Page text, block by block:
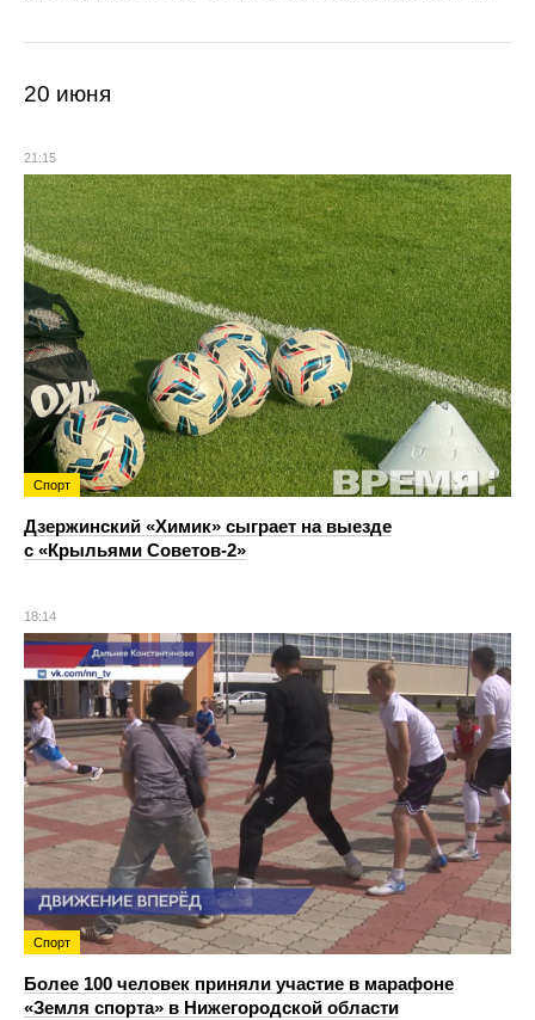
20 июня
21:15
Спорт
Дзержинский «Химик» сыграет на выезде
с «Крыльями Советов-2»
18:14
Спорт
Более 100 человек приняли участие в марафоне
«Земля спорта» в Нижегородской области